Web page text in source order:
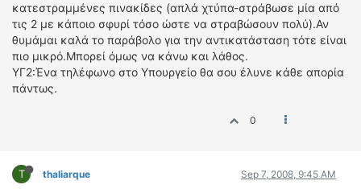
κατεστραμμένες πινακίδες (απλά χτύπα-στράβωσε μία από
τις 2 με κάποιο σφυρί τόσο ώστε να στραβώσουν πολύ).Αν
θυμάμαι καλά το παράβολο για την αντικατάσταση τότε είναι
πιο μικρό.Μπορεί όμως να κάνω και λάθος.
ΥΓ2:Ένα τηλέφωνο στο Υπουργείο θα σου έλυνε κάθε απορία
πάντως.
0
T thaliarque Sep 7, 2008, 9:45 AM